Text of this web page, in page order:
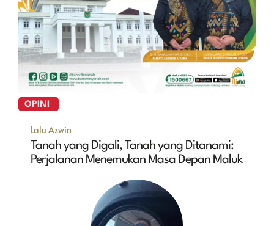
OPINI
Lalu Azwin
Tanah yang Digali, Tanah yang Ditanami:
Perjalanan Menemukan Masa Depan Maluk